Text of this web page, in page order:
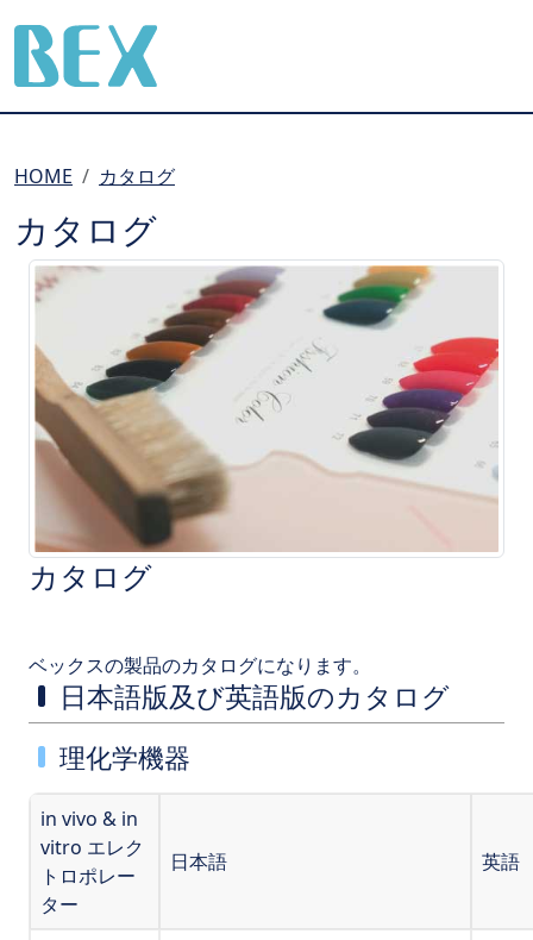
HOME カタログ
カタログ
カタログ
ベックスの製品のカタログになります。
日本語版及び英語版のカタログ
理化学機器
in vivo & in
vitro エレク
トロポレー
ター
日本語 英語